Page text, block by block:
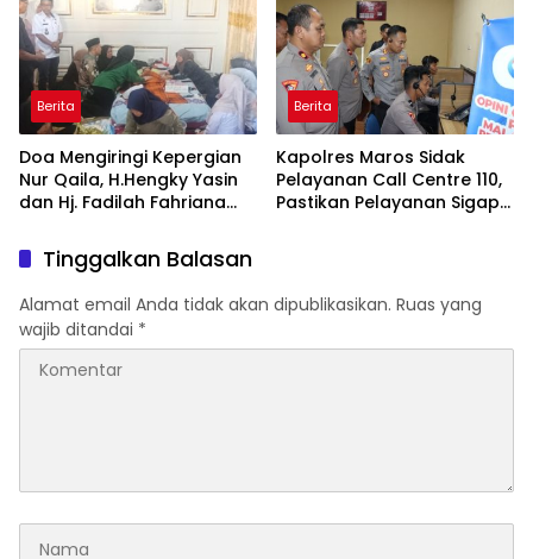
Lentera Pengabdian
Melalui Malam Apresiasi
dan Inovasi Award 2026
bagi Pelayan Publik
Berprestasi
Berita
Doa Mengiringi Kepergian
Nur Qaila, H.Hengky Yasin
dan Hj. Fadilah Fahriana
Keluarga
Berita
Kapolres Maros Sidak
Pelayanan Call Centre 110,
Pastikan Pelayanan Sigap
Tinggalkan Balasan
Alamat email Anda tidak akan dipublikasikan. Ruas yang
wajib ditandai *